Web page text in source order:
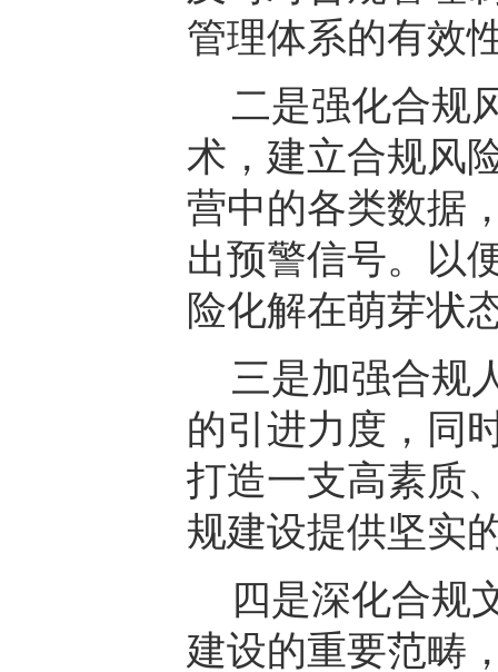
管理体系的有效
二是强化合规
术，建立合规风
营中的各类数据
出预警信号。以
险化解在萌芽状
三是加强合规
的引进力度，同
打造一支高素质
规建设提供坚实
四是深化合规
建设的重要范畴